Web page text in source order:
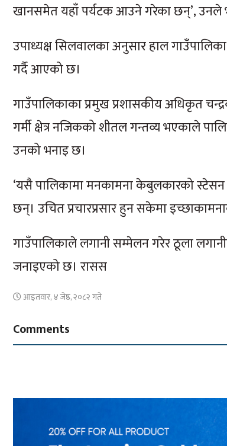
खानसमेत यहाँ पर्यटक आउने गरेका छन्’, उनले
उपाध्यक्ष सिलवालका अनुसार हाल
गर्दै आएको छ।
गाउँपालिकाका प्रमुख प्रशासकीय अधिकृत
गर्मी क्षेत्र नजिकको शीतल गन्तव्य भएकाले
उनको भनाइ छ।
‘यसै पालिकामा मनकामना केबुलकारको स्टेसन
छन्। उचित प्रचारप्रसार हुन सकेमा
गाउँपालिकाले लगानी सम्मेलन गरेर ठूला
जनाइएको छ। रासस
आइतवार, ४ जेष्ठ, २०८२ गते
Comments